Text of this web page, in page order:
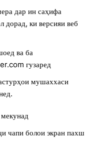
дар ин саҳифа
дорад, ки версияи веб
ва ба
гузаред
мушаххаси
чапи болои экран пахш